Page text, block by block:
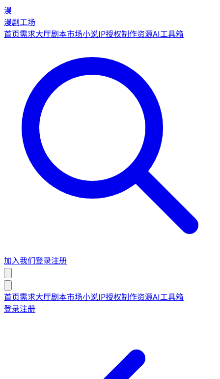
漫
漫剧工场
首页需求大厅剧本市场小说IP授权制作资源AI工具箱
加入我们登录注册
首页需求大厅剧本市场小说IP授权制作资源AI工具箱
登录注册